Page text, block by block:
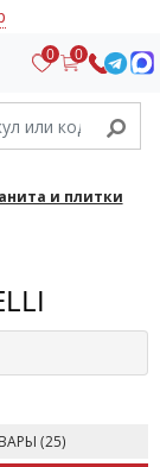
0 0
и плитки
(25)